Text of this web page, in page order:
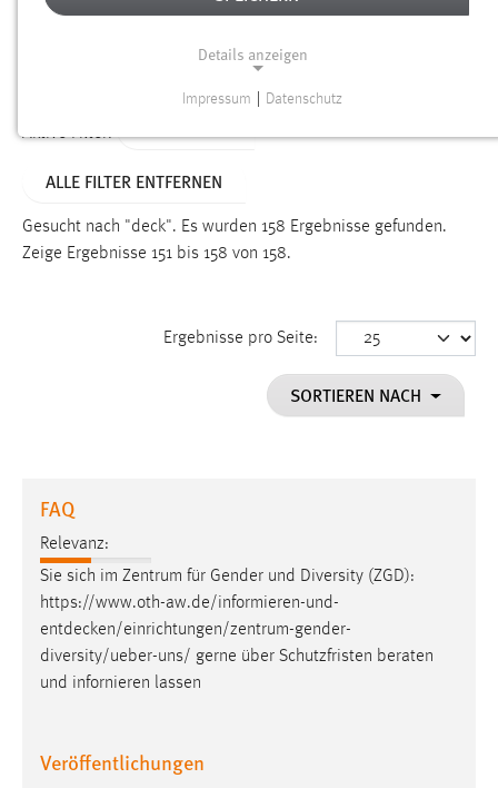
Aktive Filter:
ALLE FILTER ENTFERNEN
Gesucht nach "deck". Es wurden 158 Ergebnisse gefunden.
Zeige Ergebnisse 151 bis 158 von 158.
Ergebnisse pro Seite:
SORTIEREN NACH
FAQ
Relevanz:
Sie sich im Zentrum für Gender und Diversity (ZGD):
https://www.oth-aw.de/informieren-und-
entdecken/einrichtungen/zentrum-gender-
diversity/ueber-uns/ gerne über Schutzfristen beraten
und infornieren lassen
Veröffentlichungen
Details anzeigen
Funktionen und sind für die einwandfreie Funktion der
Einverständnis
cookie_consent
Dieser Cookie speichert die ausgewählten Einverständnis-
Performance
Name:
Zweck:
Für performante Seitenauslieferung wird in diesem Cookie
Sprachpräferenz
Impressum Datenschutz